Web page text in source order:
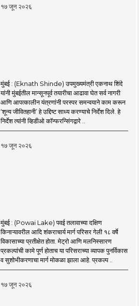
१७ जून २०२६
मुंबई : (Eknath Shinde) उपमुख्यमंत्री एकनाथ शिंदे
यांनी मुंबईतील मान्सूनपूर्व तयारीचा आढावा घेत सर्व नागरी
आणि आपत्कालीन यंत्रणांनी परस्पर समन्वयाने काम करून
‘शून्य जीवितहानी’ हे उद्दिष्ट साध्य करण्याचे निर्देश दिले. हे
निर्देश त्यांनी व्हिडीओ कॉन्फरन्सिंगद्वारे ..
१७ जून २०२६
मुंबई : (Powai Lake) पवई तलावाच्या दक्षिण
किनाऱ्यावरील आदि शंकराचार्य मार्ग परिसर गेली १८ वर्षे
विकासाच्या प्रतीक्षेत होता. मेट्रो आणि मलनिस्सारण
प्रकल्पांची कामे पूर्ण होताच या परिसराच्या व्यापक पुनर्विकास
व सुशोभीकरणाचा मार्ग मोकळा झाला आहे. प्रकल्प ..
१७ जून २०२६